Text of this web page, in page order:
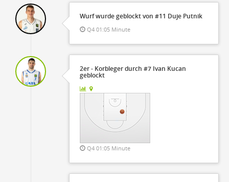
Wurf wurde geblockt von #11 Duje Putnik
Q4 01:05 Minute
2er - Korbleger durch #7 Ivan Kucan
geblockt
Q4 01:05 Minute